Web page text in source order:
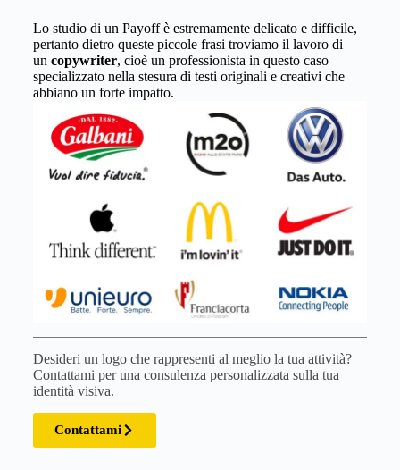
Lo studio di un Payoff è estremamente delicato e difficile,
pertanto dietro queste piccole frasi troviamo il lavoro di
un copywriter, cioè un professionista in questo caso
specializzato nella stesura di testi originali e creativi che
abbiano un forte impatto.
Desideri un logo che rappresenti al meglio la tua attività?
Contattami per una consulenza personalizzata sulla tua
identità visiva.
Contattami